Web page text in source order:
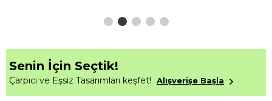
Senin İçin Seçtik!
Çarpıcı ve Eşsiz Tasarımları keşfet! Alışverişe Başla